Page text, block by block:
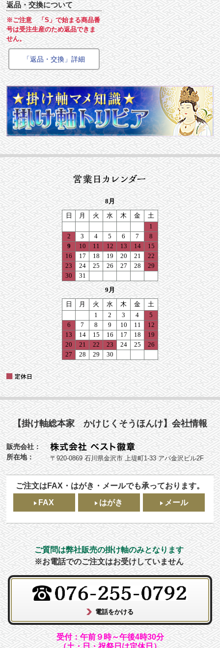
返品・交換について
※ご注意 「S」で始まる商品番
号は受注生産のため返品できま
せん。
「返品・交換」詳細
【掛け軸総本家 かけじくそうほんけ】会社情報
販売会社：
所在地：
〒920-0869 石川県金沢市 上堤町1-33 アパ金沢ビル2F
ご注文はFAX・はがき・メールでも承っております。
FAX
はがき メール
ご質問は弊社販売の掛け軸のみとなります
※お電話でのご注文はお受けしていません
受付：午前９時～午後4時30分
（土・日・祝祭日は定休日）